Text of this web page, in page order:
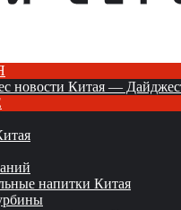
новости Китая —
напитки Китая